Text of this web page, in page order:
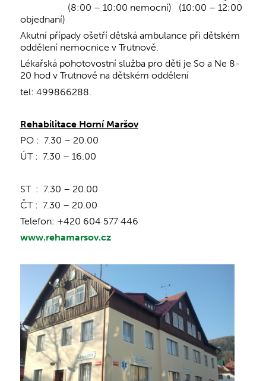
(8:00 – 10:00 nemocní) (10:00 – 12:00
objednaní)
Akutní případy ošetří dětská ambulance při dětském
oddělení nemocnice v Trutnově.
Lékařská pohotovostní služba pro děti je So a Ne 8-
20 hod v Trutnově na dětském oddělení
tel: 499866288.
Rehabilitace Horní Maršov
PO : 7.30 – 20.00
ÚT : 7.30 – 16.00
ST : 7.30 – 20.00
ČT : 7.30 – 20.00
Telefon: +420 604 577 446
www.rehamarsov.cz